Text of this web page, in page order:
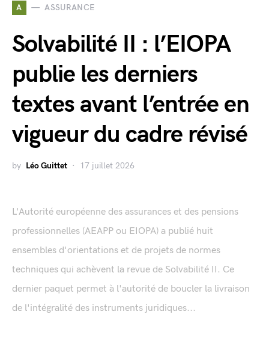
A ASSURANCE
Solvabilité II : l’EIOPA
publie les derniers
textes avant l’entrée en
vigueur du cadre révisé
by Léo Guittet 17 juillet 2026
L'Autorité européenne des assurances et des pensions
professionnelles (AEAPP ou EIOPA) a publié huit
ensembles d'orientations et de projets de normes
techniques qui achèvent la revue de Solvabilité II. Ce
dernier paquet permet à l'autorité de boucler la livraison
de l'intégralité des instruments juridiques...